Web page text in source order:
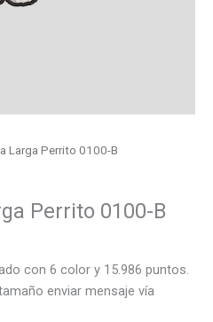
Larga Perrito 0100-B
Perrito 0100-B
con 6 color y 15.986 puntos.
enviar mensaje vía